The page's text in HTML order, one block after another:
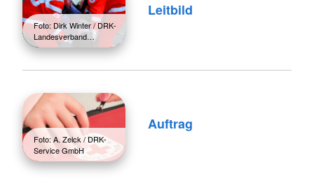
Foto: Dirk Winter / DRK-
Landesverband…
Leitbild
Foto: A. Zelck / DRK-
Service GmbH
Auftrag